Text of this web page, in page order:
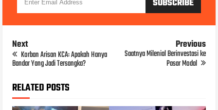
Next
Korban Arisan KCA: Apakah Hanya
Bandar Yang Jadi Tersangka?
Previous
Saatnya Milenial Berinvestasi ke
Pasar Modal
RELATED POSTS